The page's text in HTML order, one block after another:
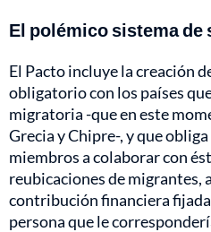
El polémico sistema de
El Pacto incluye la creación
obligatorio con los países
migratoria -que en este
Grecia y Chipre-, y que
miembros a colaborar con
reubicaciones de migrantes,
contribución financiera
persona que le